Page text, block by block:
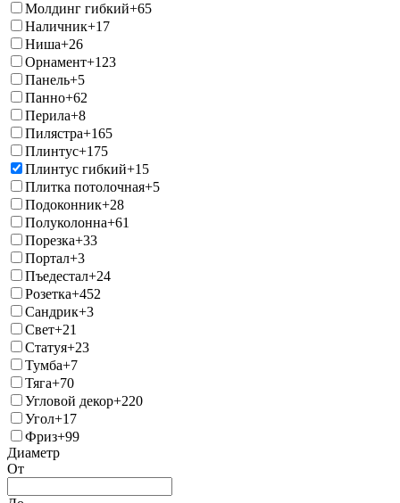
Молдинг гибкий+65
Наличник+17
Ниша+26
Орнамент+123
Панель+5
Панно+62
Перила+8
Пилястра+165
Плинтус+175
Плинтус гибкий+15
Плитка потолочная+5
Подоконник+28
Полуколонна+61
Порезка+33
Портал+3
Пъедестал+24
Розетка+452
Сандрик+3
Свет+21
Статуя+23
Тумба+7
Тяга+70
Угловой декор+220
Угол+17
Фриз+99
Диаметр
От